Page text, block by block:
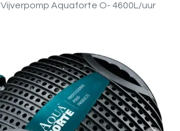
Vijverpomp Aquaforte O- 4600L/uur